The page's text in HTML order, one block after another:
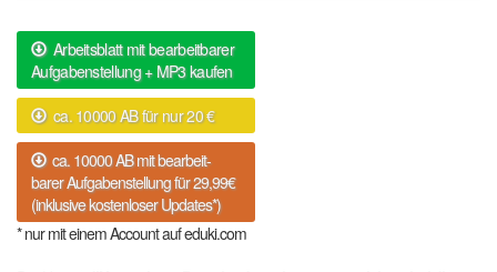
Arbeitsblatt mit bearbeitbarer
Aufgabenstellung + MP3 kaufen
ca. 10000 AB für nur 20 €
ca. 10000 AB mit bearbeit-
barer Aufgabenstellung für 29,99€
(inklusive kostenloser Updates*)
* nur mit einem Account auf eduki.com